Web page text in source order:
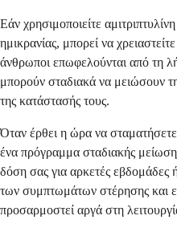
Εάν χρησιμοποιείτε
ημικρανίας, μπορεί να
άνθρωποι επωφελούνται από τη
μπορούν σταδιακά να μειώσουν
της κατάστασής τους.
Όταν έρθει η ώρα να
ένα πρόγραμμα σταδιακής
δόση σας για αρκετές
των συμπτωμάτων στέρησης και
προσαρμοστεί αργά στη